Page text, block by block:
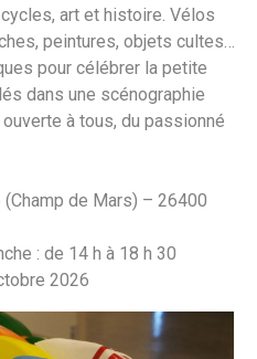
art et histoire. Vélos
peintures, objets cultes…
pour célébrer la petite
dans une scénographie
à tous, du passionné
(Champ de Mars) – 26400
: de 14 h à 18 h 30
2026